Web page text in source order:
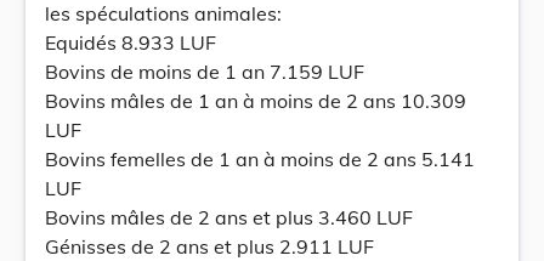
les spéculations animales:
Equidés 8.933 LUF
Bovins de moins de 1 an 7.159 LUF
Bovins mâles de 1 an à moins de 2 ans 10.309
LUF
Bovins femelles de 1 an à moins de 2 ans 5.141
LUF
Bovins mâles de 2 ans et plus 3.460 LUF
Génisses de 2 ans et plus 2.911 LUF